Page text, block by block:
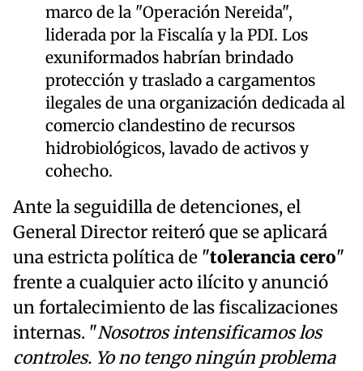
marco de la "Operación Nereida",
liderada por la Fiscalía y la PDI. Los
exuniformados habrían brindado
protección y traslado a cargamentos
ilegales de una organización dedicada al
comercio clandestino de recursos
hidrobiológicos, lavado de activos y
cohecho.
Ante la seguidilla de detenciones, el
General Director reiteró que se aplicará
una estricta política de "tolerancia cero"
frente a cualquier acto ilícito y anunció
un fortalecimiento de las fiscalizaciones
internas. "Nosotros intensificamos los
controles. Yo no tengo ningún problema